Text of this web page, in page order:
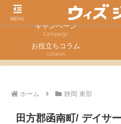
Job Search
キャンペーン
Campaign
お役立ちコラム
column
ホーム 静岡 東部
田方郡函南町/ デイサ
MENU